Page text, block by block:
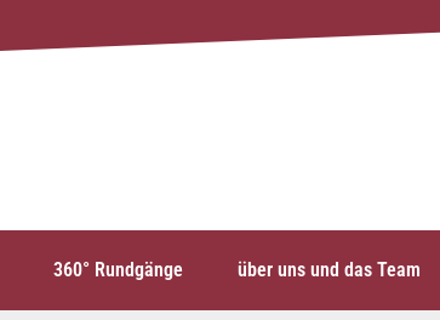
360° Rundgänge über uns und das Team